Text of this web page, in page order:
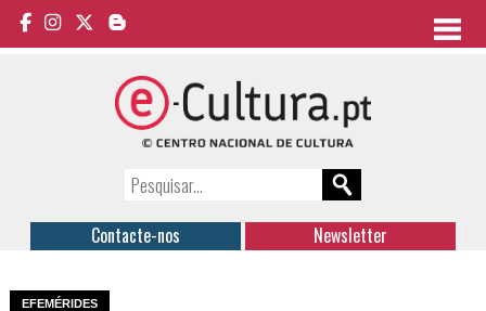
Contacte-nos Newsletter
EFEMÉRIDES